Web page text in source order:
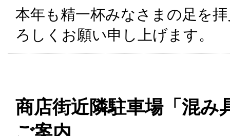
本年も精一杯みなさまの足を
ろしくお願い申し上げます。
商店街近隣駐車場「混み